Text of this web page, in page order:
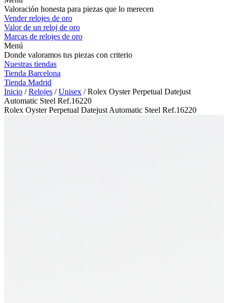
Valoración honesta para piezas que lo merecen
Vender relojes de oro
Valor de un reloj de oro
Marcas de relojes de oro
Menú
Donde valoramos tus piezas con criterio
Nuestras tiendas
Tienda Barcelona
Tienda Madrid
Inicio /Relojes /Unisex / Rolex Oyster Perpetual Datejust
Automatic Steel Ref.16220
Rolex Oyster Perpetual Datejust Automatic Steel Ref.16220